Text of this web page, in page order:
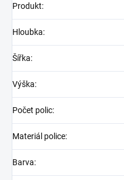
Produkt:
Hloubka:
Šířka:
Výška:
Počet polic:
Materiál police:
Barva: